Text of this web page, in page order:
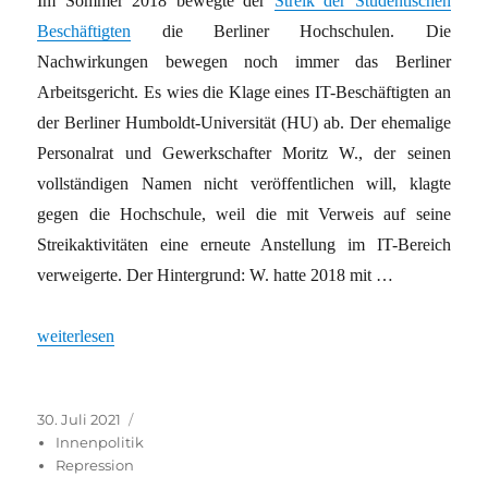
Beschäftigten die Berliner Hochschulen. Die
Nachwirkungen bewegen noch immer das Berliner
Arbeitsgericht. Es wies die Klage eines IT-Beschäftigten an
der Berliner Humboldt-Universität (HU) ab. Der ehemalige
Personalrat und Gewerkschafter Moritz W., der seinen
vollständigen Namen nicht veröffentlichen will, klagte
gegen die Hochschule, weil die mit Verweis auf seine
Streikaktivitäten eine erneute Anstellung im IT-Bereich
verweigerte. Der Hintergrund: W. hatte 2018 mit …
„Gestreikt und plötzlich arbeitslos“
weiterlesen
Veröffentlicht
am
30. Juli 2021
Innenpolitik
Repression